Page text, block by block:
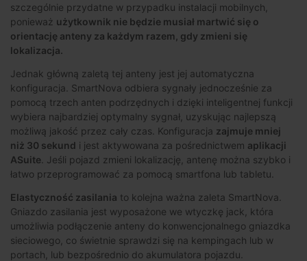
szczególnie przydatne w przypadku instalacji mobilnych,
ponieważ użytkownik nie będzie musiał martwić się o
orientację anteny za każdym razem, gdy zmieni się
lokalizacja.
Jednak główną zaletą tej anteny jest jej automatyczna
konfiguracja. SmartNova odbiera sygnały jednocześnie za
pomocą trzech anten podrzędnych i dzięki inteligentnej funkcji
wybiera najbardziej optymalny sygnał, uzyskując najlepszą
możliwą jakość przez cały czas. Konfiguracja zajmuje mniej
niż 30 sekund i jest aktywowana za pośrednictwem aplikacji
ASuite . Jeśli pojazd zmieni lokalizację, antenę można szybko i
łatwo przeprogramować za pomocą smartfona lub tabletu.
Elastyczność zasilania to kolejna ważna zaleta SmartNova.
Gniazdo zasilania jest wyposażone we wtyczkę jack, która
umożliwia podłączenie anteny do konwencjonalnego gniazdka
sieciowego, co świetnie sprawdzi się na kempingach lub w
portach, lub bezpośrednio do akumulatora pojazdu.